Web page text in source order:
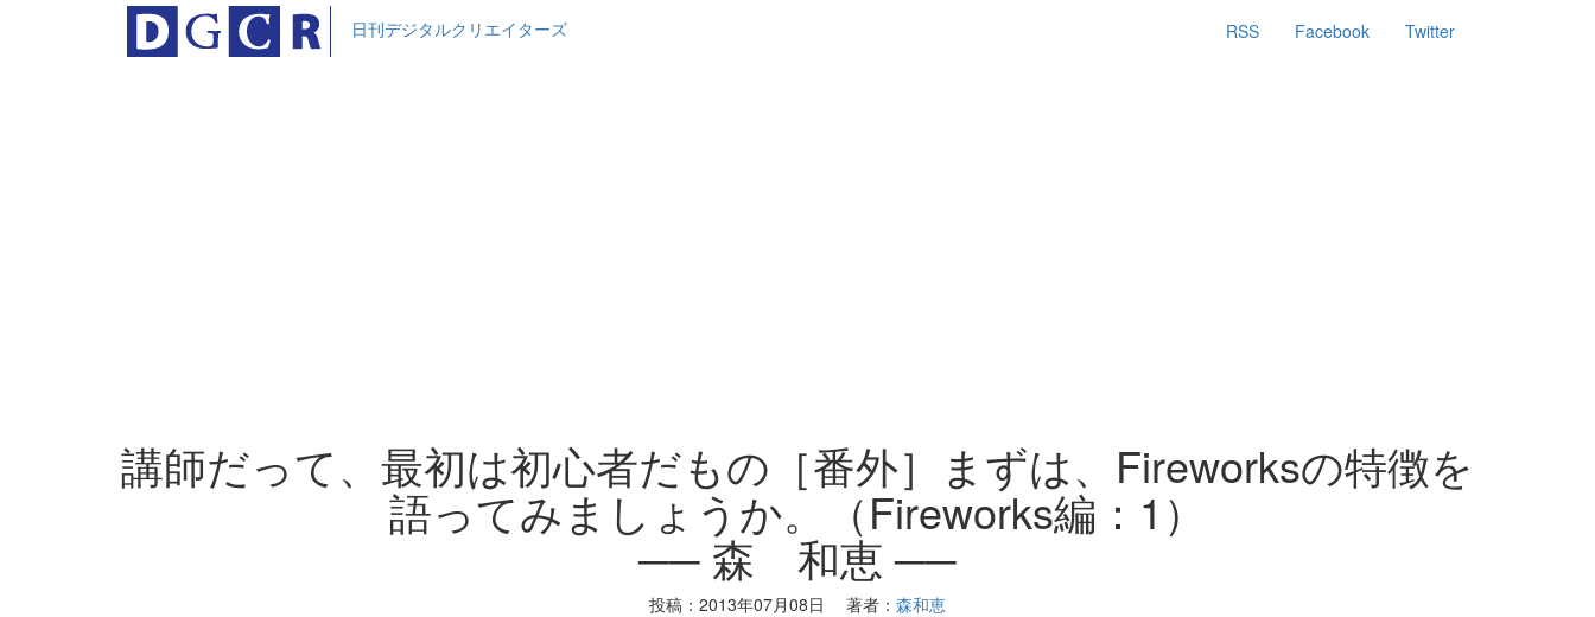
日刊デジタルクリエイターズ RSS Facebook Twitter
講師だって、最初は初心者だもの［番外］まずは、Fireworksの特徴を
語ってみましょうか。（Fireworks編：1）
── 森 和恵 ──
投稿： 2013年07月08日 著者： 森和恵